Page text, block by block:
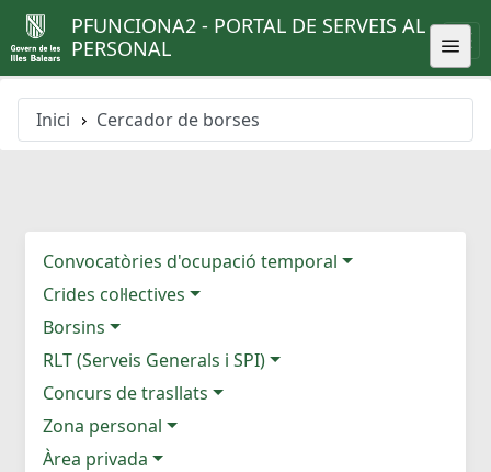
PFUNCIONA2 - PORTAL DE SERVEIS AL
PERSONAL
Inici Cercador de borses
Convocatòries d'ocupació temporal
Crides col·lectives
Borsins
RLT (Serveis Generals i SPI)
Concurs de trasllats
Zona personal
Àrea privada